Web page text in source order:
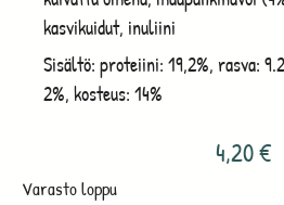
kasvikuidut, inuliini
Sisältö: proteiini: 19,2%, rasva:
2%, kosteus: 14%
4,20€
Varasto loppu